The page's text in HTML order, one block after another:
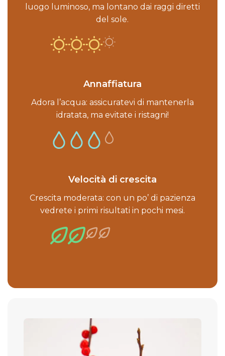
luogo luminoso, ma lontano dai raggi diretti
del sole.
Annaffiatura
Adora l’acqua: assicuratevi di mantenerla
idratata, ma evitate i ristagni!
Velocità di crescita
Crescita moderata: con un po’ di pazienza
vedrete i primi risultati in pochi mesi.